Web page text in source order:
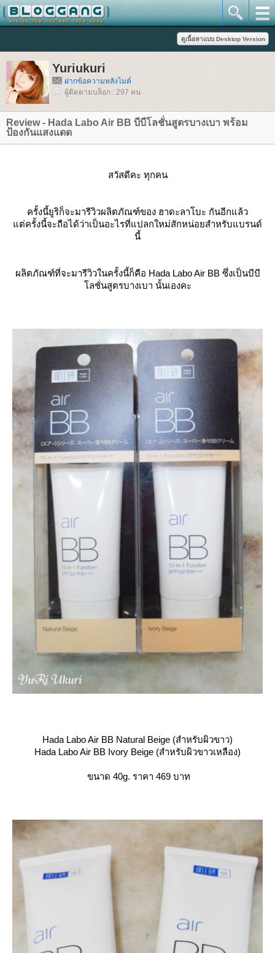
Yuriukuri
ฝากข้อความหลังไมค์
ผู้ติดตามบล็อก : 297 คน
Review - Hada Labo Air BB บีบีโลชั่นสูตรบางเบา พร้อม
ป้องกันแสงแดด
สวัสดีคะ ทุกคน
ครั้งนี้ยูริก็จะมารีวิวผลิตภัณฑ์ของ ฮาดะลาโบะ กันอีกแล้ว
ต่ครั้งนี้จะถือได้ว่าเป็นอะไรที่แปลกใหม่สักหน่อยสำหรับแบรนด์
นี้
ผลิตภัณฑ์ที่จะมารีวิวในครั้งนี้ก็คือ Hada Labo Air BB ซึ่งเป็นบีบี
ลชั่นสูตรบางเบา นั้นเองคะ
Hada Labo Air BB Natural Beige (สำหรับผิวขาว)
Hada Labo Air BB Ivory Beige (สำหรับผิวขาวเหลือง)
ขนาด 40g. ราคา 469 บาท